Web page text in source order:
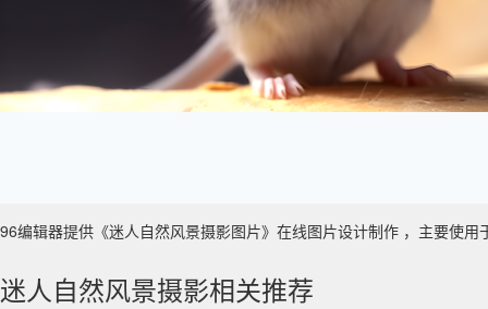
96编辑器提供《迷人自然风景摄影图片》在线图片设计制作 ，主要使
迷人自然风景摄影相关推荐